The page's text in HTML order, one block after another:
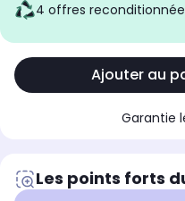
4 offres
Ajouter au
Garantie
Les points forts